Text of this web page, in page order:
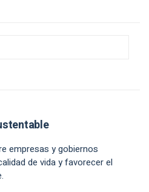
empresas y gobiernos
de vida y favorecer el